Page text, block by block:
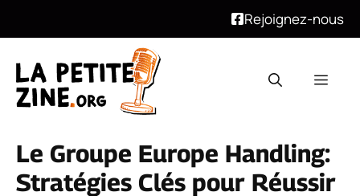
Rejoignez-nous
contenu
Le Groupe Europe Handling:
Stratégies Clés pour Réussir